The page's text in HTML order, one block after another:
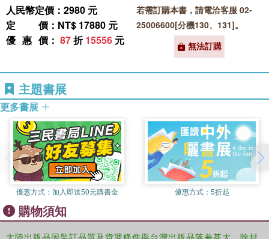
人民幣定價：2980 元
定價 ：NT$ 17880 元
優惠價 ： 87折15556 元
若需訂購本書，請電洽客服 02-
25006600[分機130、131]。
無法訂購
主題書展
更多書展
優惠方式： 加入即送50元購書金 優惠方式： 5折起
購物須知
大陸出版品因裝訂品質及貨運條件與台灣出版品落差甚大，除封